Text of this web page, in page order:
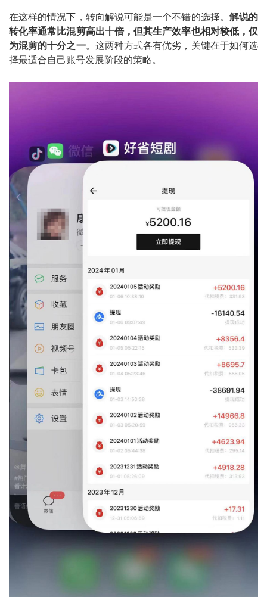
在这样的情况下，转向解说可能是一个不错的选择。 解说的
转化率通常比混剪高出十倍，但其生产效率也相对较低，仅
为混剪的十分之一。这两种方式各有优劣，关键在于如何选
择最适合自己账号发展阶段的策略。